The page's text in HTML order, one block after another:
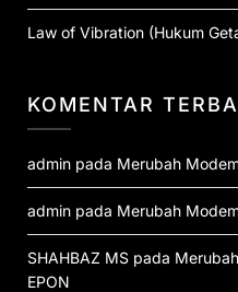
Law of Vibration (Hukum
KOMENTAR
admin pada Merubah
admin pada Merubah
SHAHBAZ MS pada
EPON